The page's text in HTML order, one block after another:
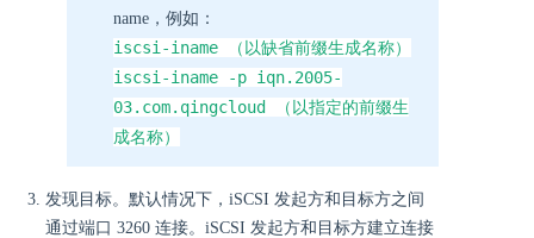
name，例如：
iscsi-iname （以缺省前缀生成名称）
iscsi-iname -p iqn.2005-
03.com.qingcloud （以指定的前缀生
成名称）
发现目标。默认情况下，iSCSI 发起方和目标方之间
通过端口 3260 连接。iSCSI 发起方和目标方建立连接